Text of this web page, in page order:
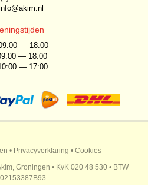
— 18:00
— 18:00
— 17:00
• Privacyverklaring • Cookies
Groningen • KvK 020 48 530 • BTW